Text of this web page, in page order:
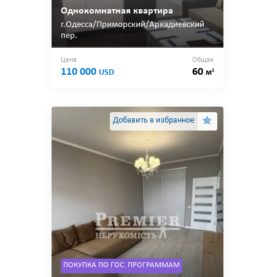
Однокомнатная квартира
г.Одесса/Приморский/Аркадиевский
пер.
Цена
110 000 USD
Общая
60 м2
Добавить в избранное
ПОКУПКА ПО ГОС. ПРОГРАММАМ